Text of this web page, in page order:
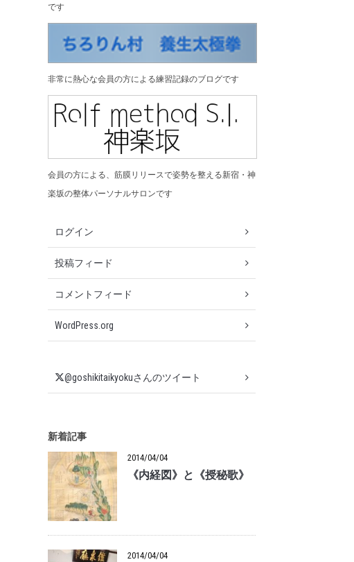
です
非常に熱心な会員の方による練習記録のブログです
会員の方による、筋膜リリースで姿勢を整える新宿・神
楽坂の整体パーソナルサロンです
ログイン
投稿フィード
コメントフィード
WordPress.org
@goshikitaikyokuさんのツイート
新着記事
2014/04/04
《内経図》と《授秘歌》
2014/04/04